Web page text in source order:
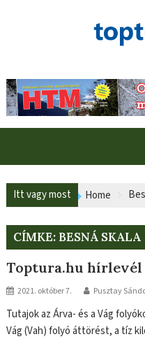
Itt vagy most Home
CÍMKE: BESNÁ SKALA
Toptura.hu hírlevél
2021. október 7. Pusztay
Tutajok az Árva- és a Vág
Vág (Vah) folyó áttörést, a tíz